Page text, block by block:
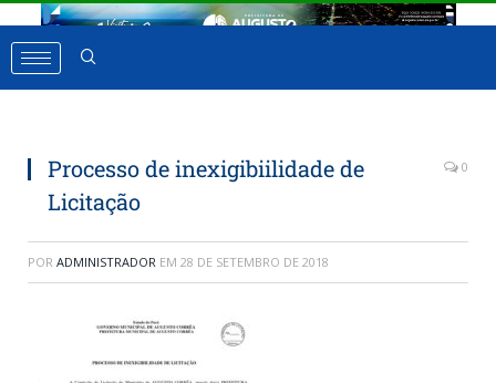
Processo de inexigibiilidade de
Licitação
0
POR ADMINISTRADOR EM 28 DE SETEMBRO DE 2018